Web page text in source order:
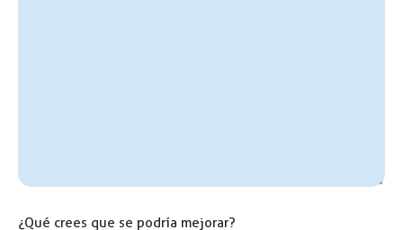
¿Qué crees que se podría mejorar?